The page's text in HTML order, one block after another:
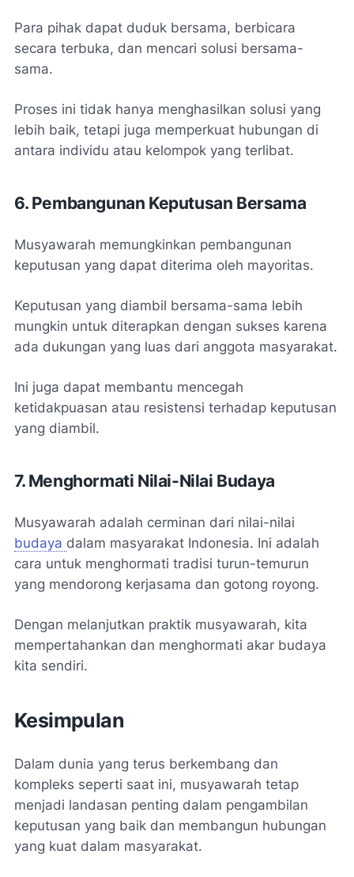
Para pihak dapat duduk bersama, berbicara
secara terbuka, dan mencari solusi bersama-
sama.
Proses ini tidak hanya menghasilkan solusi yang
lebih baik, tetapi juga memperkuat hubungan di
antara individu atau kelompok yang terlibat.
6. Pembangunan Keputusan Bersama
Musyawarah memungkinkan pembangunan
keputusan yang dapat diterima oleh mayoritas.
Keputusan yang diambil bersama-sama lebih
mungkin untuk diterapkan dengan sukses karena
ada dukungan yang luas dari anggota masyarakat.
Ini juga dapat membantu mencegah
ketidakpuasan atau resistensi terhadap keputusan
yang diambil.
7. Menghormati Nilai-Nilai Budaya
Musyawarah adalah cerminan dari nilai-nilai
budaya dalam masyarakat Indonesia. Ini adalah
cara untuk menghormati tradisi turun-temurun
yang mendorong kerjasama dan gotong royong.
Dengan melanjutkan praktik musyawarah, kita
mempertahankan dan menghormati akar budaya
kita sendiri.
Kesimpulan
Dalam dunia yang terus berkembang dan
kompleks seperti saat ini, musyawarah tetap
menjadi landasan penting dalam pengambilan
keputusan yang baik dan membangun hubungan
yang kuat dalam masyarakat.